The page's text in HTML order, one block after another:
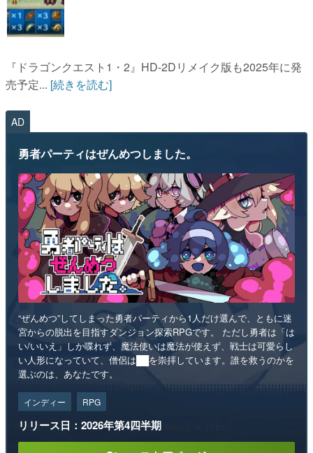
『ドラゴンクエスト1・2』HD-2Dリメイク版も2025年に発
売予定... [続きを読む]
AD
勇者パーティはぜんめつしました。
“ぜんめつ”してしまった勇者パーティから1人だけ選んで、ともに迷
宮からの脱出を目指すダンジョン探索RPGです。 ただし勇者は「は
い/いいえ」しか喋れず、魔法使いは魔法が使えず、戦士は可愛らし
い人形になっていて、僧侶は██を崇拝しています。誰を救うのかを
選ぶのは、あなたです。
インディー RPG
リリース日：2026年第4四半期